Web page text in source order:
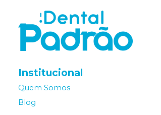
Institucional
Quem Somos
Blog